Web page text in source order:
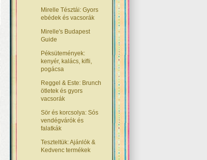
Mirelle Tésztái: Gyors
ebédek és vacsorák
Mirelle's Budapest
Guide
Péksütemények:
kenyér, kalács, kifli,
pogácsa
Reggel & Este: Brunch
ötletek és gyors
vacsorák
Sör és korcsolya: Sós
vendégvárók és
falatkák
Teszteltük: Ajánlók &
Kedvenc termékek